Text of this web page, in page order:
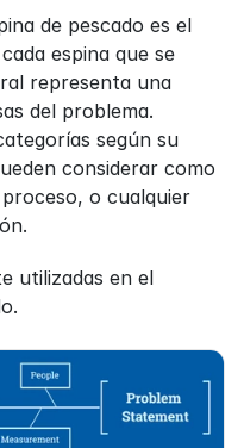
de pescado es el
espina que se
representa una
del problema.
según su
considerar como
o cualquier
utilizadas en el